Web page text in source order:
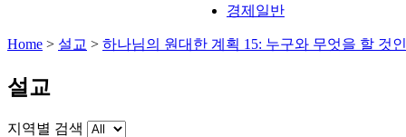
경제일반
Home > 설교 > 하나님의 원대한 계획 15: 누구와 무엇을 할 것
설교
지역별 검색